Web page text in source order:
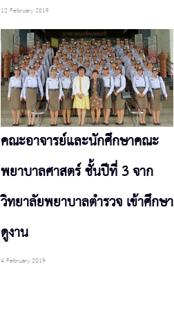
12 February 2019
คณะอาจารย์และนักศึกษาคณะ
พยาบาลศาสตร์ ชั้นปีที่ 3 จาก
วิทยาลัยพยาบาลตำรวจ เข้าศึกษา
ดูงาน
4 February 2019